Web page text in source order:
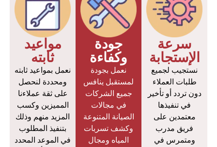
سرعة
الإستجابة
نستجيب لجميع
طلبات العملاء
دون تردد أو تأخير
في تنفيذها
معتمدين على
فريق مدرب
ومتمرس في
جودة
وكفاءة
نعمل بجودة
لمستقبل ينافس
جميع الشركات
في مجالات
الصيانة المتنوعة
وكشف تسربات
المياه ومجال
مواعيد
ثابته
نعمل بمواعيد ثابته
ومحددة لنحصل
على ثقة عملاءنا
المميزين وكسب
المزيد منهم وذلك
بتنفيذ المطلوب
في الموعد المحدد